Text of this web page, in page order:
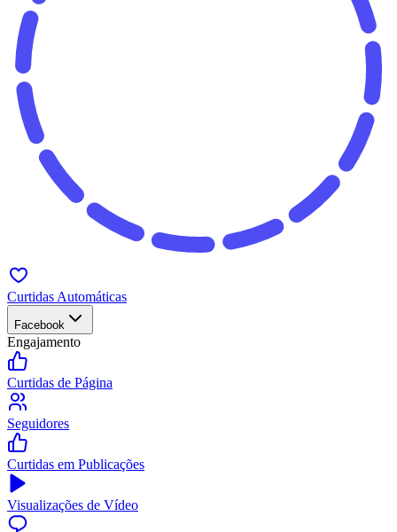
Curtidas Automáticas
Facebook
Engajamento
Curtidas de Página
Seguidores
Curtidas em Publicações
Visualizações de Vídeo